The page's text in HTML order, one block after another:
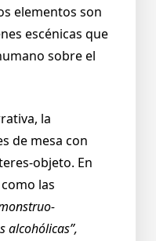
elementos son
escénicas que
sobre el
la
de mesa con
objeto. En
las
alcohólicas”,